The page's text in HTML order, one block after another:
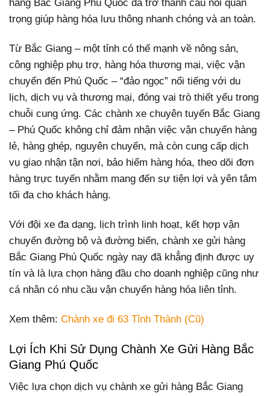
hàng Bắc Giang Phú Quốc đã trở thành cầu nối quan
trọng giúp hàng hóa lưu thông nhanh chóng và an toàn.
Từ Bắc Giang – một tỉnh có thế mạnh về nông sản,
công nghiệp phụ trợ, hàng hóa thương mại, việc vận
chuyển đến Phú Quốc – “đảo ngọc” nổi tiếng với du
lịch, dịch vụ và thương mại, đóng vai trò thiết yếu trong
chuỗi cung ứng. Các chành xe chuyên tuyến Bắc Giang
– Phú Quốc không chỉ đảm nhận việc vận chuyển hàng
lẻ, hàng ghép, nguyên chuyến, mà còn cung cấp dịch
vụ giao nhận tận nơi, bảo hiểm hàng hóa, theo dõi đơn
hàng trực tuyến nhằm mang đến sự tiện lợi và yên tâm
tối đa cho khách hàng.
Với đội xe đa dạng, lịch trình linh hoạt, kết hợp vận
chuyển đường bộ và đường biển, chành xe gửi hàng
Bắc Giang Phú Quốc ngày nay đã khẳng định được uy
tín và là lựa chọn hàng đầu cho doanh nghiệp cũng như
cá nhân có nhu cầu vận chuyển hàng hóa liên tỉnh.
Xem thêm: Chành xe đi 63 Tỉnh Thành (Cũ)
Lợi Ích Khi Sử Dụng Chành Xe Gửi Hàng Bắc
Giang Phú Quốc
Việc lựa chọn dịch vụ chành xe gửi hàng Bắc Giang